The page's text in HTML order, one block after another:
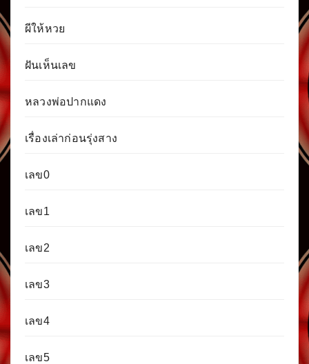
ผีให้หวย
ฝันเห็นเลข
หลวงพ่อปากแดง
เรื่องเล่าก่อนรุ่งสาง
เลข0
เลข1
เลข2
เลข3
เลข4
เลข5